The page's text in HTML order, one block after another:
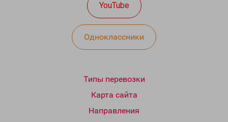
YouTube
Одноклассники
Типы перевозки
Карта сайта
Направления